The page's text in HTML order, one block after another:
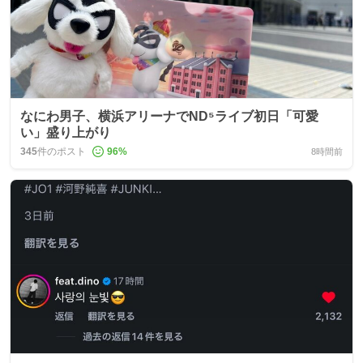
なにわ男子、横浜アリーナでND⁵ライブ初日「可愛
い」盛り上がり
345件のポスト 96% 8時間前